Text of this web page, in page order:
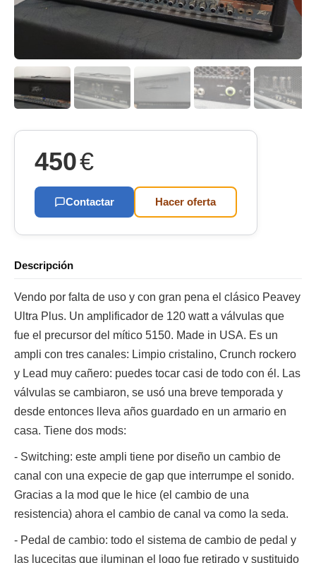
450€
Contactar Hacer oferta
Descripción
Vendo por falta de uso y con gran pena el clásico Peavey
Ultra Plus. Un amplificador de 120 watt a válvulas que
fue el precursor del mítico 5150. Made in USA. Es un
ampli con tres canales: Limpio cristalino, Crunch rockero
y Lead muy cañero: puedes tocar casi de todo con él. Las
válvulas se cambiaron, se usó una breve temporada y
desde entonces lleva años guardado en un armario en
casa. Tiene dos mods:
- Switching: este ampli tiene por diseño un cambio de
canal con una expecie de gap que interrumpe el sonido.
Gracias a la mod que le hice (el cambio de una
resistencia) ahora el cambio de canal va como la seda.
- Pedal de cambio: todo el sistema de cambio de pedal y
las lucecitas que iluminan el logo fue retirado y sustituido